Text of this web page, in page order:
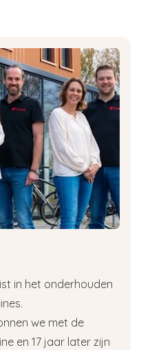
in het onderhouden
we met de
en 17 jaar later zijn